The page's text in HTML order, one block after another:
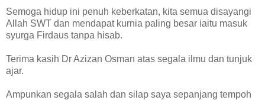
Semoga hidup ini penuh keberkatan, kita semua disayangi
Allah SWT dan mendapat kurnia paling besar iaitu masuk
syurga Firdaus tanpa hisab.
Terima kasih Dr Azizan Osman atas segala ilmu dan tunjuk
ajar.
Ampunkan segala salah dan silap saya sepanjang tempoh